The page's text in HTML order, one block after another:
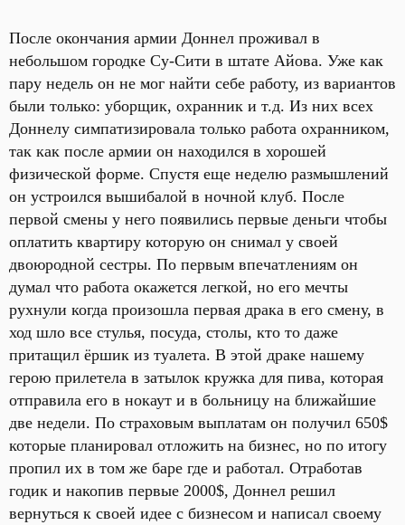
После окончания армии Доннел проживал в
небольшом городке Су-Сити в штате Айова. Уже как
пару недель он не мог найти себе работу, из вариантов
были только: уборщик, охранник и т.д. Из них всех
Доннелу симпатизировала только работа охранником,
так как после армии он находился в хорошей
физической форме. Спустя еще неделю размышлений
он устроился вышибалой в ночной клуб. После
первой смены у него появились первые деньги чтобы
оплатить квартиру которую он снимал у своей
двоюродной сестры. По первым впечатлениям он
думал что работа окажется легкой, но его мечты
рухнули когда произошла первая драка в его смену, в
ход шло все стулья, посуда, столы, кто то даже
притащил ёршик из туалета. В этой драке нашему
герою прилетела в затылок кружка для пива, которая
отправила его в нокаут и в больницу на ближайшие
две недели. По страховым выплатам он получил 650$
которые планировал отложить на бизнес, но по итогу
пропил их в том же баре где и работал. Отработав
годик и накопив первые 2000$, Доннел решил
вернуться к своей идее с бизнесом и написал своему